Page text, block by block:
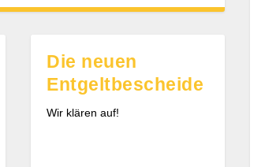
Die neuen
Entgeltbescheide
Wir klären auf!